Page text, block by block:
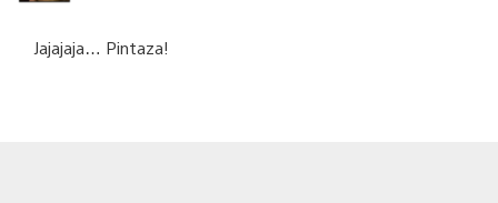
Jajajaja… Pintaza!